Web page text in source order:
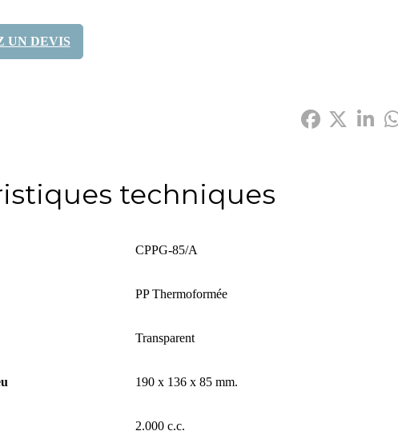
UN DEVIS
techniques
CPPG-85/A
PP Thermoformée
Transparent
190 x 136 x 85 mm.
2.000 c.c.